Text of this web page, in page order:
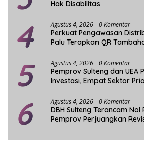
Hak Disabilitas
4 Agustus 4, 2026 0 Komentar
Perkuat Pengawasan
Palu Terapkan QR
5 Agustus 4, 2026 0 Komentar
Pemprov Sulteng dan UEA
Investasi, Empat Sektor
6 Agustus 4, 2026 0 Komentar
DBH Sulteng Terancam Nol
Pemprov Perjuangkan